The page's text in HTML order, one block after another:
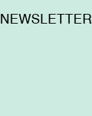
NEWSLETTER